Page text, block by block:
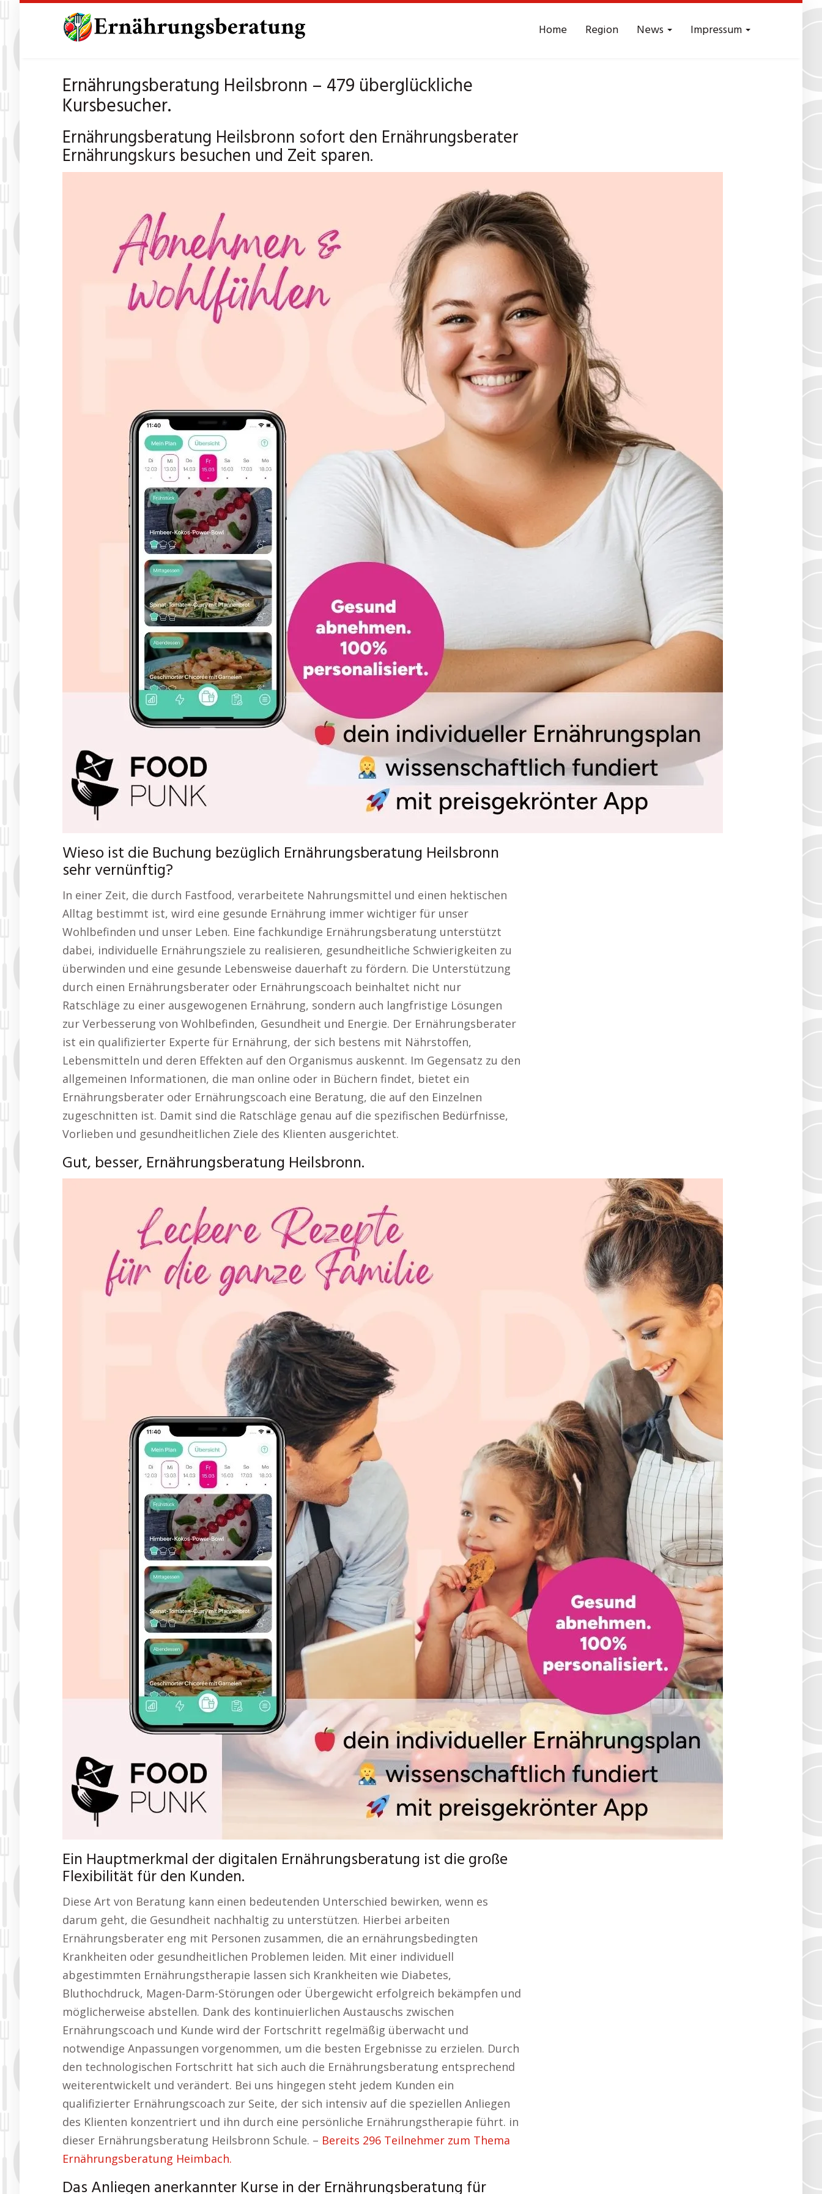
Home Region News Impressum
Ernährungsberatung Heilsbronn – 479 überglückliche
Kursbesucher.
Ernährungsberatung Heilsbronn sofort den Ernährungsberater
Ernährungskurs besuchen und Zeit sparen.
Wieso ist die Buchung bezüglich Ernährungsberatung Heilsbronn
sehr vernünftig?
In einer Zeit, die durch Fastfood, verarbeitete Nahrungsmittel und einen hektischen
Alltag bestimmt ist, wird eine gesunde Ernährung immer wichtiger für unser
Wohlbefinden und unser Leben. Eine fachkundige Ernährungsberatung unterstützt
dabei, individuelle Ernährungsziele zu realisieren, gesundheitliche Schwierigkeiten zu
überwinden und eine gesunde Lebensweise dauerhaft zu fördern. Die Unterstützung
durch einen Ernährungsberater oder Ernährungscoach beinhaltet nicht nur
Ratschläge zu einer ausgewogenen Ernährung, sondern auch langfristige Lösungen
zur Verbesserung von Wohlbefinden, Gesundheit und Energie. Der Ernährungsberater
ist ein qualifizierter Experte für Ernährung, der sich bestens mit Nährstoffen,
Lebensmitteln und deren Effekten auf den Organismus auskennt. Im Gegensatz zu den
allgemeinen Informationen, die man online oder in Büchern findet, bietet ein
Ernährungsberater oder Ernährungscoach eine Beratung, die auf den Einzelnen
zugeschnitten ist. Damit sind die Ratschläge genau auf die spezifischen Bedürfnisse,
Vorlieben und gesundheitlichen Ziele des Klienten ausgerichtet.
Gut, besser, Ernährungsberatung Heilsbronn.
Ein Hauptmerkmal der digitalen Ernährungsberatung ist die große
Flexibilität für den Kunden.
Diese Art von Beratung kann einen bedeutenden Unterschied bewirken, wenn es
darum geht, die Gesundheit nachhaltig zu unterstützen. Hierbei arbeiten
Ernährungsberater eng mit Personen zusammen, die an ernährungsbedingten
Krankheiten oder gesundheitlichen Problemen leiden. Mit einer individuell
abgestimmten Ernährungstherapie lassen sich Krankheiten wie Diabetes,
Bluthochdruck, Magen-Darm-Störungen oder Übergewicht erfolgreich bekämpfen und
möglicherweise abstellen. Dank des kontinuierlichen Austauschs zwischen
Ernährungscoach und Kunde wird der Fortschritt regelmäßig überwacht und
notwendige Anpassungen vorgenommen, um die besten Ergebnisse zu erzielen. Durch
den technologischen Fortschritt hat sich auch die Ernährungsberatung entsprechend
weiterentwickelt und verändert. Bei uns hingegen steht jedem Kunden ein
qualifizierter Ernährungscoach zur Seite, der sich intensiv auf die speziellen Anliegen
des Klienten konzentriert und ihn durch eine persönliche Ernährungstherapie führt. in
dieser Ernährungsberatung Heilsbronn Schule. – Bereits 296 Teilnehmer zum Thema
Ernährungsberatung Heimbach.
Das Anliegen anerkannter Kurse in der Ernährungsberatung für